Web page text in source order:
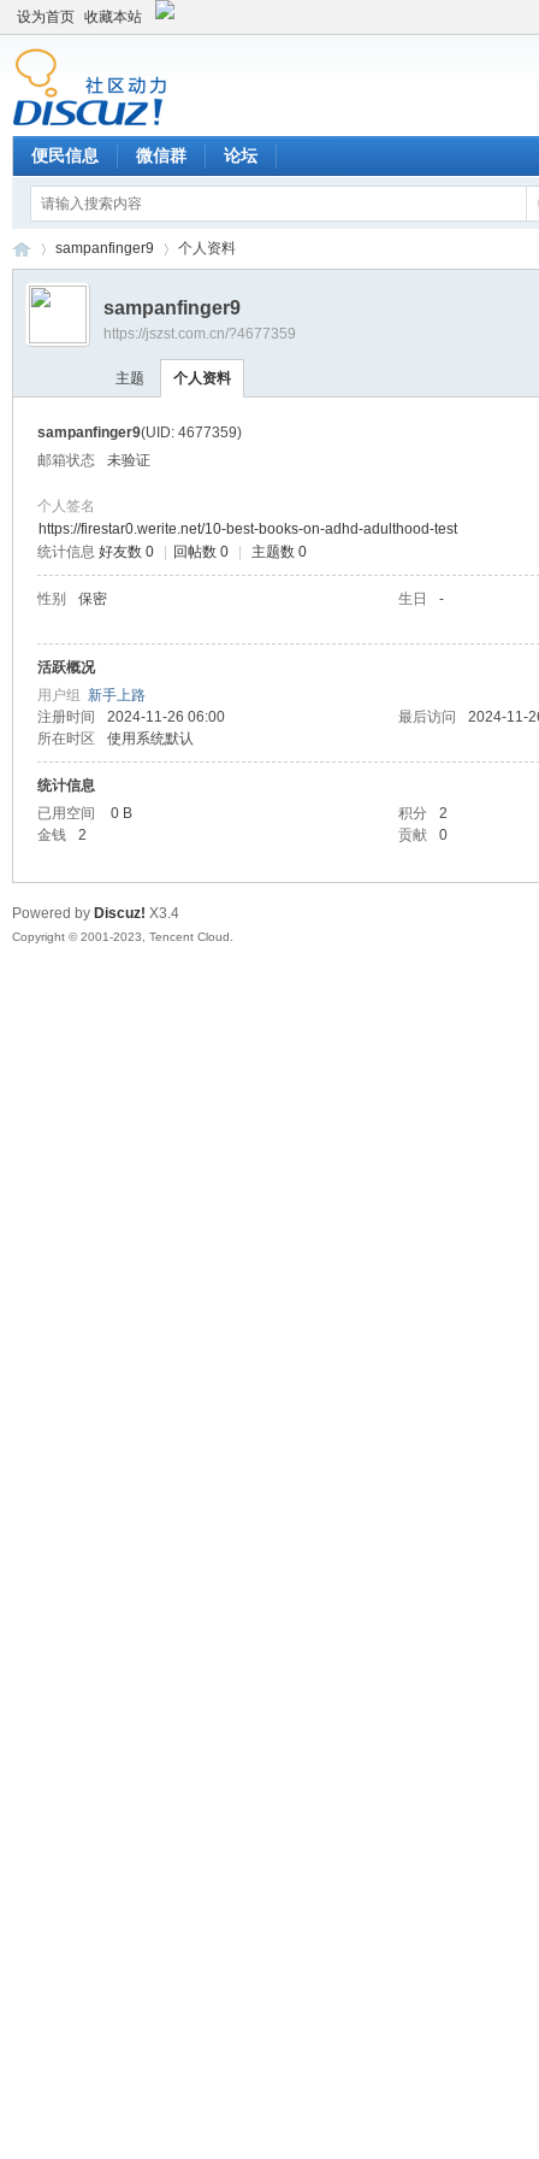
设为首页 收藏本站
便民信息 微信群 论坛
›
sampanfinger9 个人资料
sampanfinger9
https://jszst.com.cn/?4677359
主题 个人资料
sampanfinger9(UID: 4677359)
邮箱状态
未验证
个人签名
https://firestar0.werite.net/10-best-books-on-adhd-adulthood-test
统计信息 好友数 0 回帖数 0 主题数 0
性别 保密 生日 -
活跃概况
用户组 新手上路
注册时间
2024-11-26 06:00 最后访问
2024-11-
所在时区
使用系统默认
统计信息
已用空间
0 B 积分
2
金钱
2 贡献 0
Powered by Discuz! X3.4
Copyright © 2001-2023, Tencent Cloud.